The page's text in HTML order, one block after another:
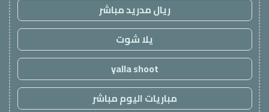
ريال مدريد مباشر
يلا شوت
yalla shoot
مباريات اليوم مباشر